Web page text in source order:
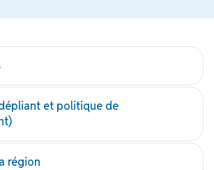
et politique de
région